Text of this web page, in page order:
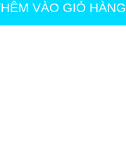
VÀO GIỎ HÀNG